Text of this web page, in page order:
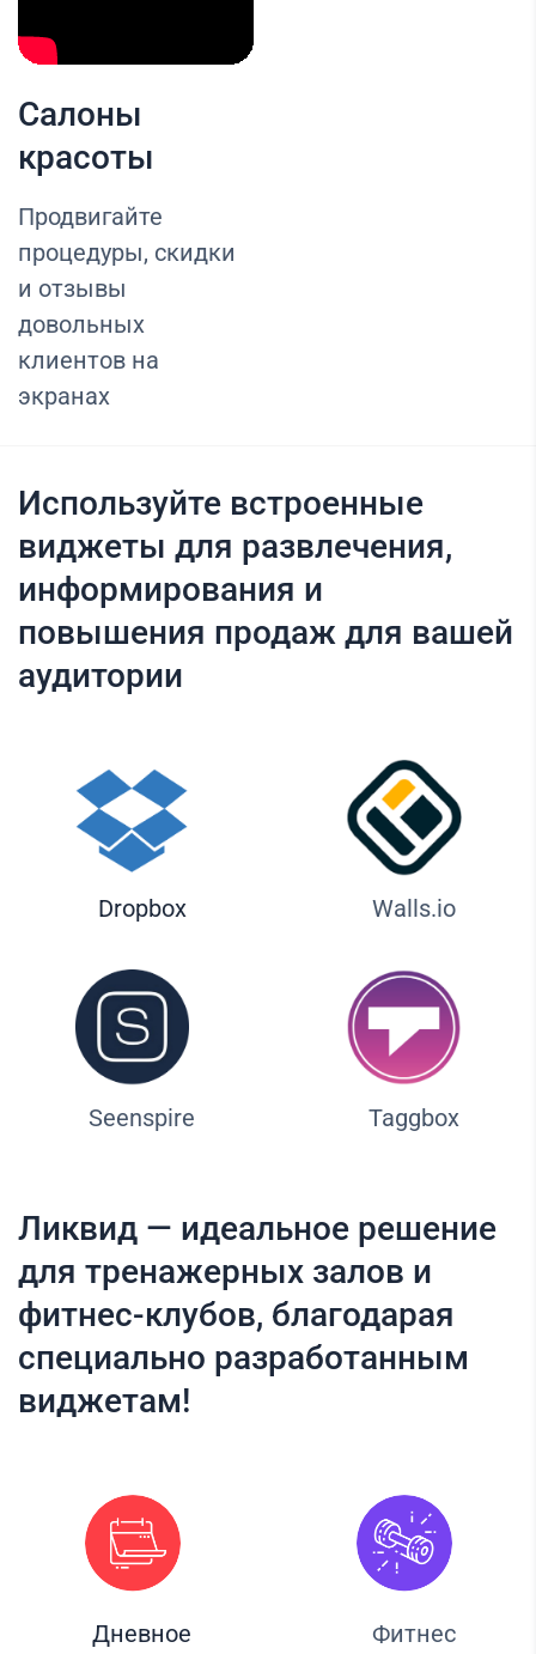
Салоны
красоты
Продвигайте
процедуры, скидки
и отзывы
довольных
клиентов на
экранах
Используйте встроенные
виджеты для развлечения,
информирования и
повышения продаж для вашей
аудитории
Dropbox Walls.io
Seenspire Taggbox
Ликвид — идеальное решение
для тренажерных залов и
фитнес-клубов, благодарая
специально разработанным
виджетам!
Дневное
Фитнес